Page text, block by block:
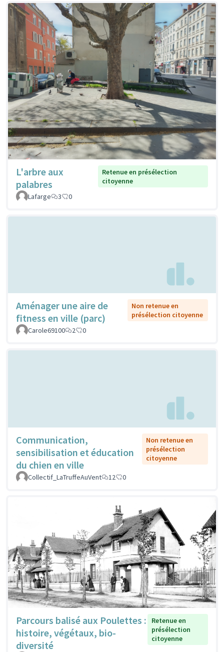
L'arbre aux
palabres
Retenue en présélection
citoyenne
Lafarge
3 0
Aménager une aire de
fitness en ville (parc)
Non retenue en
présélection citoyenne
Carole69100
2 0
Communication,
sensibilisation et éducation
du chien en ville
Non retenue en
présélection
citoyenne
Collectif_LaTruffeAuVent 12 0
Parcours balisé aux Poulettes :
histoire, végétaux, bio-
diversité
Retenue en
présélection
citoyenne